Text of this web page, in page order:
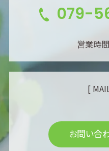
079-
営業時
[
お問い合